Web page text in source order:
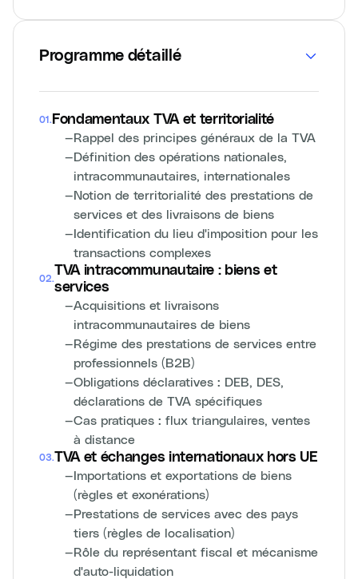
Programme détaillé
01 . Fondamentaux TVA et territorialité
—Rappel des principes généraux de la TVA
—Définition des opérations nationales,
intracommunautaires, internationales
—Notion de territorialité des prestations de
services et des livraisons de biens
—Identification du lieu d'imposition pour les
transactions complexes
02.
TVA intracommunautaire : biens et
services
—Acquisitions et livraisons
intracommunautaires de biens
—Régime des prestations de services entre
professionnels (B2B)
—Obligations déclaratives : DEB, DES,
déclarations de TVA spécifiques
—Cas pratiques : flux triangulaires, ventes
à distance
03.TVA et échanges internationaux hors UE
—Importations et exportations de biens
(règles et exonérations)
—Prestations de services avec des pays
tiers (règles de localisation)
—Rôle du représentant fiscal et mécanisme
d'auto-liquidation